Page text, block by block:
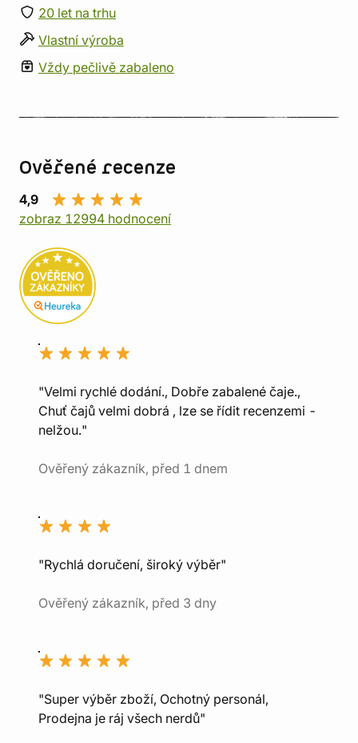
20 let na trhu
Vlastní výroba
Vždy pečlivě zabaleno
Ověřené recenze
4,9
zobraz 12994 hodnocení
"Velmi rychlé dodání., Dobře zabalené čaje.,
Chuť čajů velmi dobrá , lze se řídit recenzemi -
nelžou."
Ověřený zákazník, před 1 dnem
"Rychlá doručení, široký výběr"
Ověřený zákazník, před 3 dny
"Super výběr zboží, Ochotný personál,
Prodejna je ráj všech nerdů"